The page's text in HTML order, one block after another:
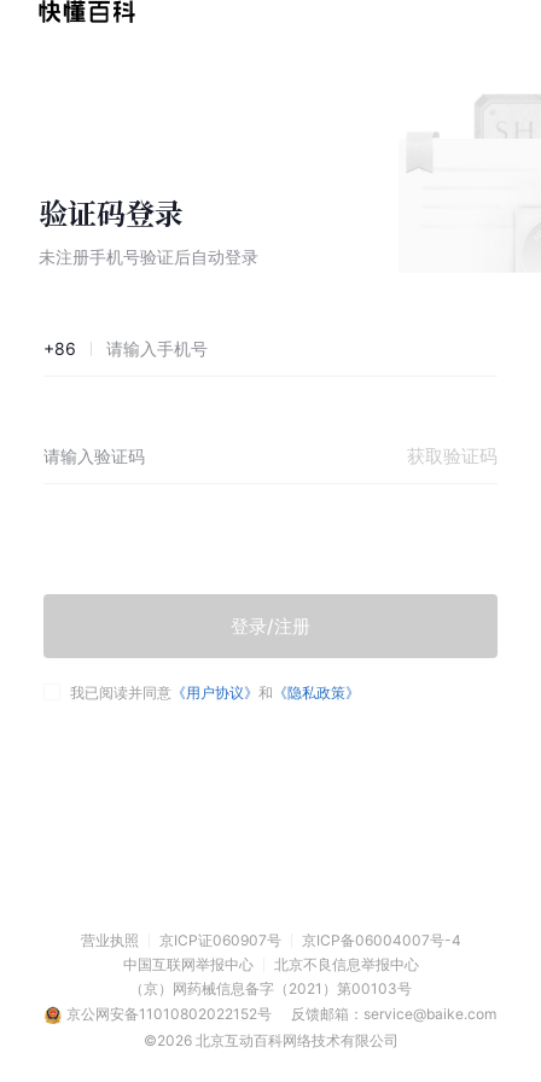
验证码登录
未注册手机号验证后自动登录
+86
获取验证码
我已阅读并同意 《用户协议》 和 《隐私政策》
登录/注册
营业执照 京ICP证060907号
京ICP备06004007号-4
中国互联网举报中心
北京不良信息举报中心
（京）网药械信息备字（2021）第00103号
京公网安备11010802022152号
反馈邮箱：service@baike.com
©2026 北京互动百科网络技术有限公司